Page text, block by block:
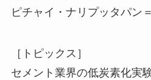
ピチャイ・ナリプッタパン
［トピックス］
セメント業界の低炭素化実